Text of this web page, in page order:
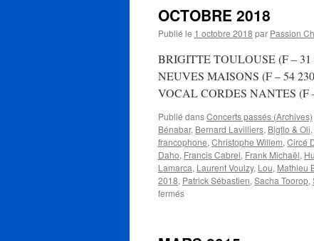
OCTOBRE 2018
Publié le 1 octobre 2018 par Passion
BRIGITTE TOULOUSE (F – 31
NEUVES MAISONS (F – 54
VOCAL CORDES NANTES (F
Publié dansConcerts passés (Archives)
Bénabar, Bernard Lavilliers, Bigflo & Oli,
francophone, Christophe Willem, Circé
Daho, Francis Cabrel, Frank Michaël,
Lamarca, Laurent Voulzy, Lou, Mathieu
2018, Patrick Sébastien, Sacha Toorop,
ferméssur